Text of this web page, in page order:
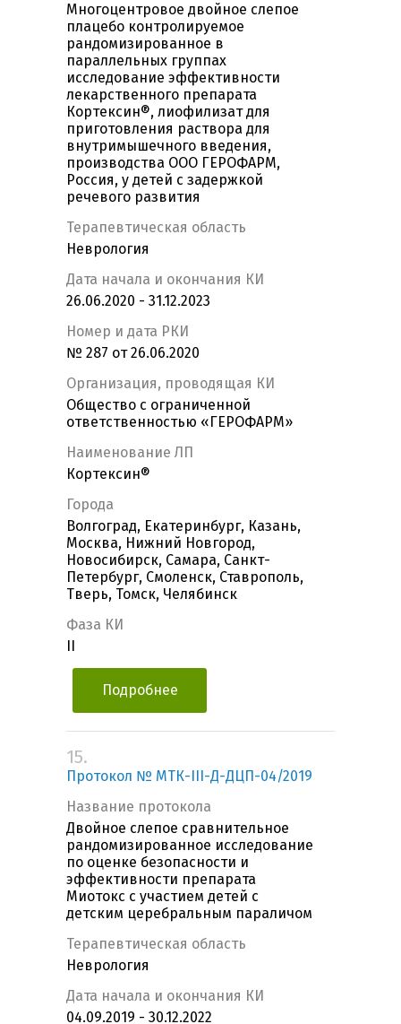
Многоцентровое двойное слепое
плацебо контролируемое
рандомизированное в
параллельных группах
исследование эффективности
лекарственного препарата
Кортексин®, лиофилизат для
приготовления раствора для
внутримышечного введения,
производства ООО ГЕРОФАРМ,
Россия, у детей с задержкой
речевого развития
Терапевтическая область
Неврология
Дата начала и окончания КИ
26.06.2020 - 31.12.2023
Номер и дата РКИ
№ 287 от 26.06.2020
Организация, проводящая КИ
Общество с ограниченной
ответственностью «ГЕРОФАРМ»
Наименование ЛП
Кортексин®
Города
Волгоград, Екатеринбург, Казань,
Москва, Нижний Новгород,
Новосибирск, Самара, Санкт-
Петербург, Смоленск, Ставрополь,
Тверь, Томск, Челябинск
Фаза КИ
Подробнее
15.
Протокол № МТК-III-Д-ДЦП-04/2019
Название протокола
Двойное слепое сравнительное
рандомизированное исследование
по оценке безопасности и
эффективности препарата
Миотокс с участием детей с
детским церебральным параличом
Терапевтическая область
Неврология
Дата начала и окончания КИ
04.09.2019 - 30.12.2022